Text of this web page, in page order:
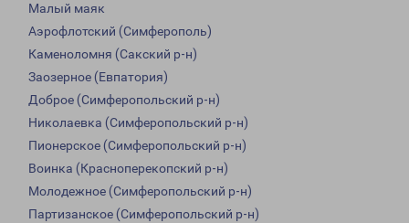
Малый маяк
Аэрофлотский (Симферополь)
Каменоломня (Сакский р-н)
Заозерное (Евпатория)
Доброе (Симферопольский р-н)
Николаевка (Симферопольский р-н)
Пионерское (Симферопольский р-н)
Воинка (Красноперекопский р-н)
Молодежное (Симферопольский р-н)
Партизанское (Симферопольский р-н)